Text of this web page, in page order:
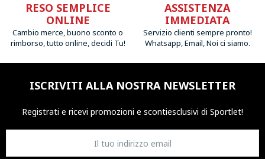
RESO SEMPLICE
ONLINE
Cambio merce, buono sconto o
rimborso, tutto online, decidi Tu!
ASSISTENZA
IMMEDIATA
Servizio clienti sempre pronto!
Whatsapp, Email, Noi ci siamo.
ISCRIVITI ALLA NOSTRA NEWSLETTER
Registrati e ricevi promozioni e scontiesclusivi di Sportlet!